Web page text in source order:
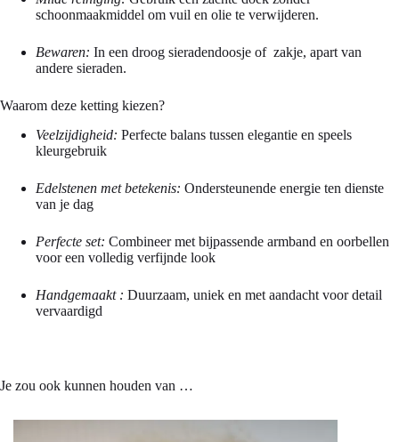
schoonmaakmiddel om vuil en olie te verwijderen.
Bewaren: In een droog sieradendoosje of zakje, apart van
andere sieraden.
Waarom deze ketting kiezen?
Veelzijdigheid: Perfecte balans tussen elegantie en speels
kleurgebruik
Edelstenen met betekenis: Ondersteunende energie ten dienste
van je dag
Perfecte set: Combineer met bijpassende armband en oorbellen
voor een volledig verfijnde look
Handgemaakt : Duurzaam, uniek en met aandacht voor detail
vervaardigd
Je zou ook kunnen houden van …